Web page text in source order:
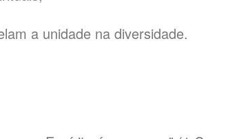
a unidade na diversidade.